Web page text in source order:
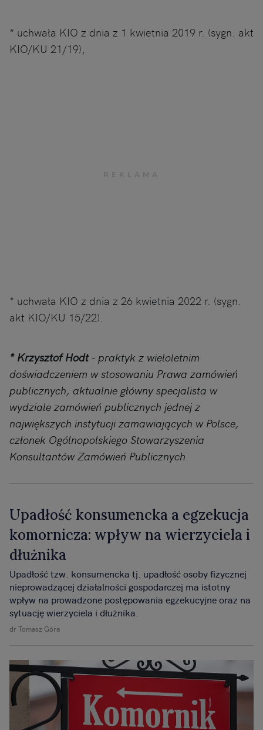
* uchwała KIO z dnia z 1 kwietnia 2019 r. (sygn. akt
KIO/KU 21/19),
* uchwała KIO z dnia z 26 kwietnia 2022 r. (sygn.
akt KIO/KU 15/22).
* Krzysztof Hodt- praktyk z wieloletnim
doświadczeniem w stosowaniu Prawa zamówień
publicznych, aktualnie główny specjalista w
wydziale zamówień publicznych jednej z
największych instytucji zamawiających w Polsce,
członek Ogólnopolskiego Stowarzyszenia
Konsultantów Zamówień Publicznych.
Upadłość konsumencka a egzekucja
komornicza: wpływ na wierzyciela i
dłużnika
dr Tomasz Góra
Upadłość tzw. konsumencka tj. upadłość osoby fizycznej
nieprowadzącej działalności gospodarczej ma istotny
wpływ na prowadzone postępowania egzekucyjne oraz na
sytuację wierzyciela i dłużnika.